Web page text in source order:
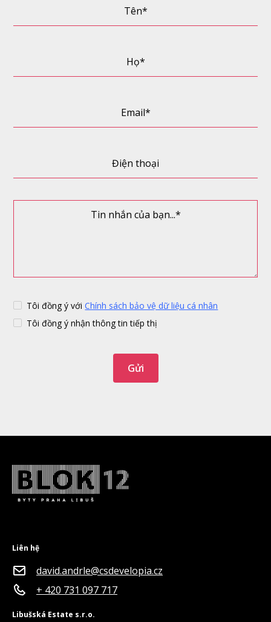
Tôi đồng ý vớiChính sách bảo vệ dữ liệu cá nhân
Tôi đồng ý nhận thông tin tiếp thị
Liên hệ
david.andrle@csdevelopia.cz
+ 420 731 097 717
Libušská Estate s.r.o.